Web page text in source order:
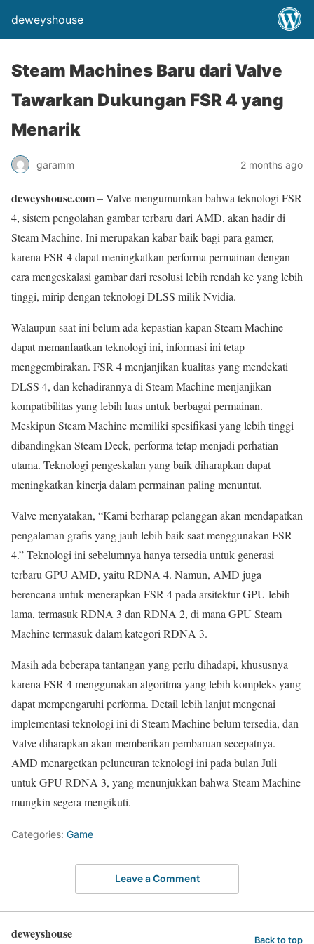
deweyshouse
Steam Machines Baru dari Valve
Tawarkan Dukungan FSR 4 yang
Menarik
garamm 2 months ago
deweyshouse.com– Valve mengumumkan bahwa teknologi FSR
4, sistem pengolahan gambar terbaru dari AMD, akan hadir di
Steam Machine. Ini merupakan kabar baik bagi para gamer,
karena FSR 4 dapat meningkatkan performa permainan dengan
cara mengeskalasi gambar dari resolusi lebih rendah ke yang lebih
tinggi, mirip dengan teknologi DLSS milik Nvidia.
Walaupun saat ini belum ada kepastian kapan Steam Machine
dapat memanfaatkan teknologi ini, informasi ini tetap
menggembirakan. FSR 4 menjanjikan kualitas yang mendekati
DLSS 4, dan kehadirannya di Steam Machine menjanjikan
kompatibilitas yang lebih luas untuk berbagai permainan.
Meskipun Steam Machine memiliki spesifikasi yang lebih tinggi
dibandingkan Steam Deck, performa tetap menjadi perhatian
utama. Teknologi pengeskalan yang baik diharapkan dapat
meningkatkan kinerja dalam permainan paling menuntut.
Valve menyatakan, “Kami berharap pelanggan akan mendapatkan
pengalaman grafis yang jauh lebih baik saat menggunakan FSR
4.” Teknologi ini sebelumnya hanya tersedia untuk generasi
terbaru GPU AMD, yaitu RDNA 4. Namun, AMD juga
berencana untuk menerapkan FSR 4 pada arsitektur GPU lebih
lama, termasuk RDNA 3 dan RDNA 2, di mana GPU Steam
Machine termasuk dalam kategori RDNA 3.
Masih ada beberapa tantangan yang perlu dihadapi, khususnya
karena FSR 4 menggunakan algoritma yang lebih kompleks yang
dapat mempengaruhi performa. Detail lebih lanjut mengenai
implementasi teknologi ini di Steam Machine belum tersedia, dan
Valve diharapkan akan memberikan pembaruan secepatnya.
AMD menargetkan peluncuran teknologi ini pada bulan Juli
untuk GPU RDNA 3, yang menunjukkan bahwa Steam Machine
mungkin segera mengikuti.
Categories: Game
Leave a Comment
deweyshouse Back to top